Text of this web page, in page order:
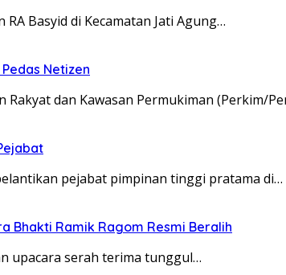
Basyid di Kecamatan Jati Agung…
Netizen
Rakyat dan Kawasan Permukiman (Perkim/
pejabat pimpinan tinggi pratama di…
Bhakti Ramik Ragom Resmi Beralih
upacara serah terima tunggul…